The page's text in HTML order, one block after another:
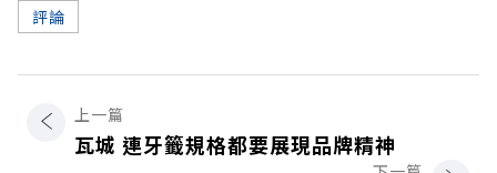
評論
上一篇
瓦城 連牙籤規格都要展現品牌精神